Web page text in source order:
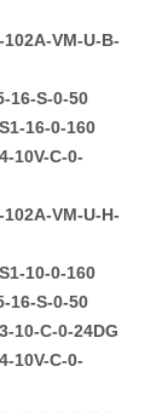
102A-VM-U-B-
16-S-0-50
16-0-160
10V-C-0-
VM-U-H-
10-0-160
16-S-0-50
10-C-0-24DG
10V-C-0-